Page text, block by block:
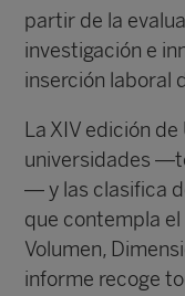
partir de la
investigación e
inserción laboral
La XIV edición de
universidades
— y las clasifica
que contempla
Volumen,
informe recoge